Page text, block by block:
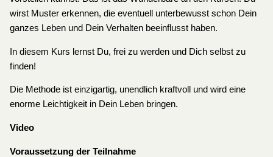
wirst Muster erkennen, die eventuell unterbewusst schon Dein
ganzes Leben und Dein Verhalten beeinflusst haben.
In diesem Kurs lernst Du, frei zu werden und Dich selbst zu
finden!
Die Methode ist einzigartig, unendlich kraftvoll und wird eine
enorme Leichtigkeit in Dein Leben bringen.
Video
Voraussetzung der Teilnahme